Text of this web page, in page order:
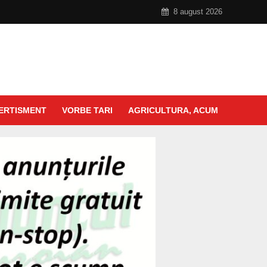
8 august 2026
VORBE TARI AGRICULTURA, ACUM